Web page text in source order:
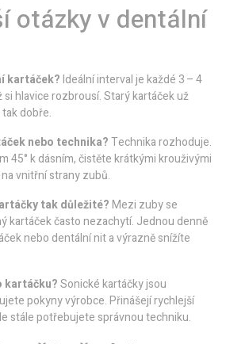
otázky v dentální
kartáček?Ideální interval je každé 3 – 4
si hlavice rozbrousí. Starý kartáček už
dobře.
nebo technika?Technika rozhoduje.
45° k dásním, čistěte krátkými krouživými
vnitřní strany zubů.
tak důležité?Mezi zuby se
kartáček často nezachytí. Jednou denně
nebo dentální nit a výrazně snížíte
kartáčku?Sonické kartáčky jsou
pokyny výrobce. Přinášejí rychlejší
stále potřebujete správnou techniku.